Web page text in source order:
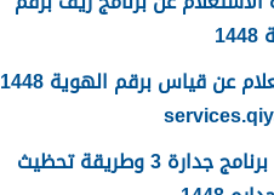
الاستعلام عن قياس برقم الهوية 1448
ما هو برنامج جدارة 3 وطريقة تحظيث